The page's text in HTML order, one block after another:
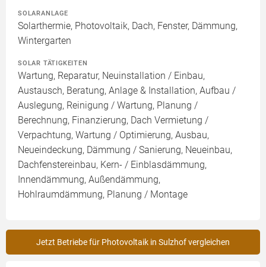
SOLARANLAGE
Solarthermie, Photovoltaik, Dach, Fenster, Dämmung,
Wintergarten
SOLAR TÄTIGKEITEN
Wartung, Reparatur, Neuinstallation / Einbau,
Austausch, Beratung, Anlage & Installation, Aufbau /
Auslegung, Reinigung / Wartung, Planung /
Berechnung, Finanzierung, Dach Vermietung /
Verpachtung, Wartung / Optimierung, Ausbau,
Neueindeckung, Dämmung / Sanierung, Neueinbau,
Dachfenstereinbau, Kern- / Einblasdämmung,
Innendämmung, Außendämmung,
Hohlraumdämmung, Planung / Montage
Jetzt Betriebe für Photovoltaik in Sulzhof vergleichen